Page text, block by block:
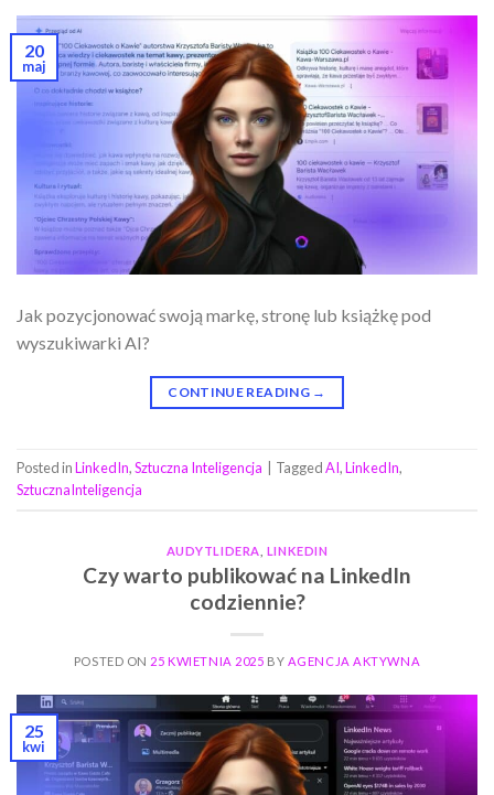
20
maj
Jak pozycjonować swoją markę, stronę lub książkę pod
wyszukiwarki AI?
CONTINUE READING →
Posted inLinkedIn,Sztuczna Inteligencja TaggedAI,LinkedIn,
SztucznaInteligencja
AUDYTLIDERA LINKEDIN
Czy warto publikować na LinkedIn
codziennie?
POSTED ON 25 KWIETNIA 2025 BY AGENCJA AKTYWNA
25
kwi